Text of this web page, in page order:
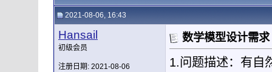
2021-08-06, 16:43
Hansail
初级会员
注册日期: 2021-08-06
数学模型设计需求
1.问题描述：有自